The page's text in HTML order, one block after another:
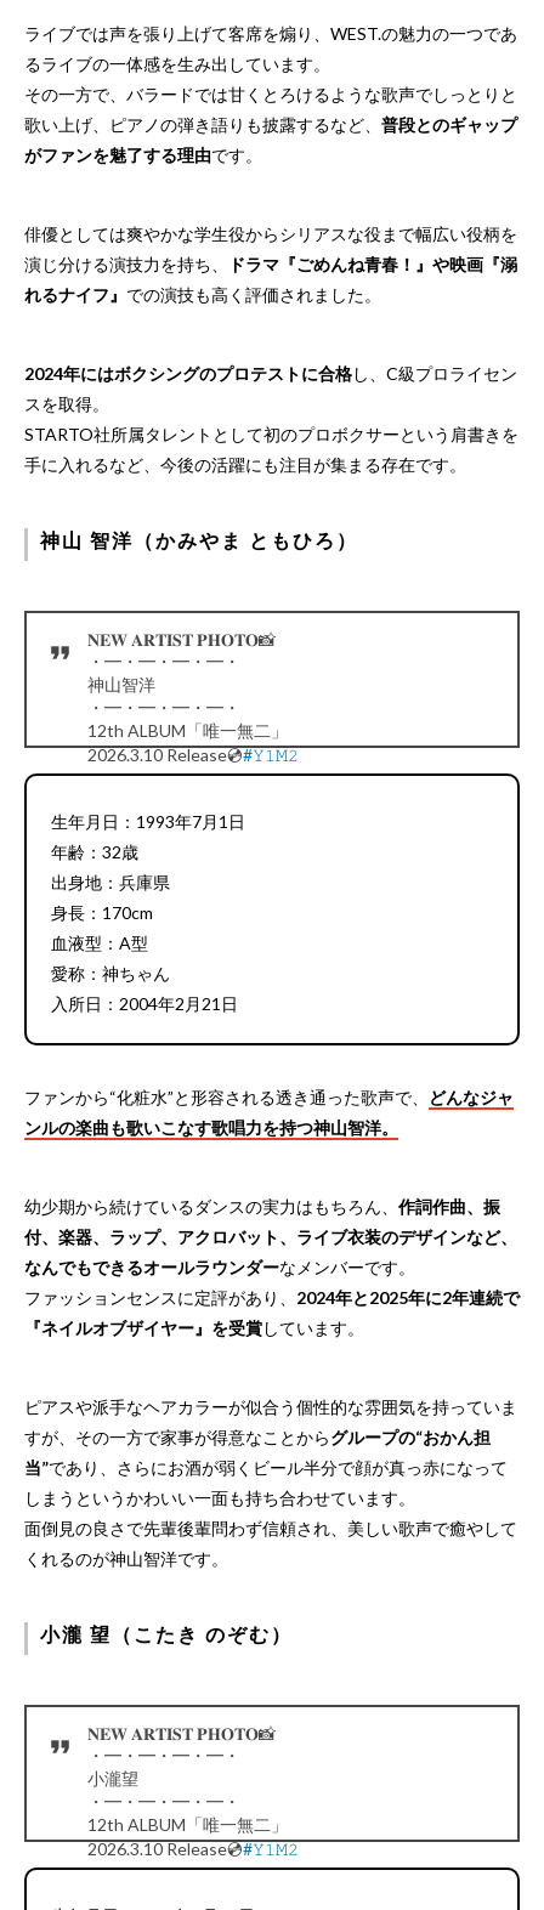
ライブでは声を張り上げて客席を煽り、WEST.の魅力の一つであ
るライブの一体感を生み出しています。
その一方で、バラードでは甘くとろけるような歌声でしっとりと
歌い上げ、ピアノの弾き語りも披露するなど、 普段とのギャップ
がファンを魅了する理由です。
俳優としては爽やかな学生役からシリアスな役まで幅広い役柄を
演じ分ける演技力を持ち、
ドラマ『ごめんね青春！』や映画『溺
れるナイフ』 での演技も高く評価されました。
2024年にはボクシングのプロテストに合格し、C級プロライセン
スを取得。
STARTO社所属タレントとして初のプロボクサーという肩書きを
手に入れるなど、今後の活躍にも注目が集まる存在です。
神山 智洋（かみやま ともひろ）
𝐍𝐄𝐖 𝐀𝐑𝐓𝐈𝐒𝐓 𝐏𝐇𝐎𝐓𝐎📸
・━・━・━・━・
神山智洋
・━・━・━・━・
12th ALBUM「唯一無二」
2026.3.10 Release💿#𝚈𝟷𝙼𝟸
pic.twitter.com/7deTG9cdDz
生年月日：1993年7月1日
年齢：32歳
出身地：兵庫県
身長：170cm
血液型：A型
愛称：神ちゃん
入所日：2004年2月21日
ファンから“化粧水”と形容される透き通った歌声で、
どんなジャ
ンルの楽曲も歌いこなす歌唱力を持つ神山智洋。
幼少期から続けているダンスの実力はもちろん、 作詞作曲、振
付、楽器、ラップ、アクロバット、ライブ衣装のデザインなど、
なんでもできるオールラウンダーなメンバーです。
ファッションセンスに定評があり、 2024年と2025年に2年連続で
『ネイルオブザイヤー』を受賞しています。
ピアスや派手なヘアカラーが似合う個性的な雰囲気を持っていま
すが、その一方で家事が得意なことからグループの“おかん担
当”であり、さらにお酒が弱くビール半分で顔が真っ赤になって
しまうというかわいい一面も持ち合わせています。
面倒見の良さで先輩後輩問わず信頼され、美しい歌声で癒やして
くれるのが神山智洋です。
小瀧 望（こたき のぞむ）
𝐍𝐄𝐖 𝐀𝐑𝐓𝐈𝐒𝐓 𝐏𝐇𝐎𝐓𝐎📸
・━・━・━・━・
小瀧望
・━・━・━・━・
12th ALBUM「唯一無二」
2026.3.10 Release💿#𝚈𝟷𝙼𝟸
pic.twitter.com/NKnRcnk4v7